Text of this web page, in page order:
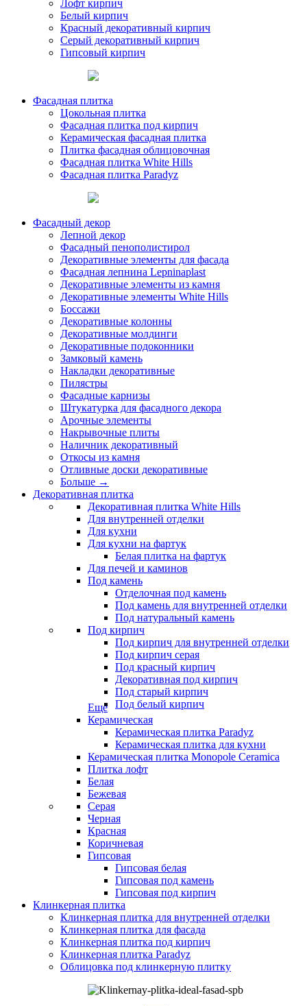
Лофт кирпич
Белый кирпич
Красный декоративный кирпич
Серый декоративный кирпич
Гипсовый кирпич
Фасадная плитка
Цокольная плитка
Фасадная плитка под кирпич
Керамическая фасадная плитка
Плитка фасадная облицовочная
Фасадная плитка White Hills
Фасадная плитка Paradyz
Фасадный декор
Лепной декор
Фасадный пенополистирол
Декоративные элементы для фасада
Фасадная лепнина Lepninaplast
Декоративные элементы из камня
Декоративные элементы White Hills
Боссажи
Декоративные колонны
Декоративные молдинги
Декоративные подоконники
Замковый камень
Накладки декоративные
Пилястры
Фасадные карнизы
Штукатурка для фасадного декора
Арочные элементы
Накрывочные плиты
Наличник декоративный
Откосы из камня
Отливные доски декоративные
Больше →
Декоративная плитка
Декоративная плитка White Hills
Для внутренней отделки
Для кухни
Для кухни на фартук
Белая плитка на фартук
Для печей и каминов
Под камень
Отделочная под камень
Под камень для внутренней отделки
Под натуральный камень
Под кирпич
Под кирпич для внутренней отделки
Под кирпич серая
Под красный кирпич
Декоративная под кирпич
Под старый кирпич
Под белый кирпич
Еще
Керамическая
Керамическая плитка Paradyz
Керамическая плитка для кухни
Керамическая плитка Monopole Ceramica
Плитка лофт
Белая
Бежевая
Серая
Черная
Красная
Коричневая
Гипсовая
Гипсовая белая
Гипсовая под камень
Гипсовая под кирпич
Клинкерная плитка
Клинкерная плитка для внутренней отделки
Клинкерная плитка для фасада
Клинкерная плитка под кирпич
Клинкерная плитка Paradyz
Облицовка под клинкерную плитку